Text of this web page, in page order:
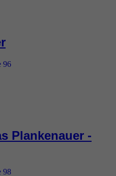
96
Plankenauer -
98